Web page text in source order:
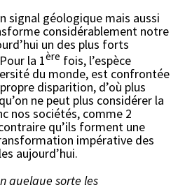
signal géologique mais aussi
considérablement notre
un des plus forts
la 1ère fois, l’espèce
du monde, est confrontée
disparition, d’où plus
ne peut plus considérer la
nos sociétés, comme 2
qu’ils forment une
impérative des
aujourd’hui.
quelque sorte les